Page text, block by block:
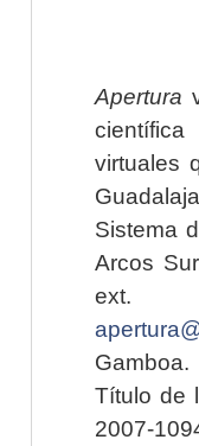
Apertura
virtuales
Sistema
Arcos
Título de
2007-